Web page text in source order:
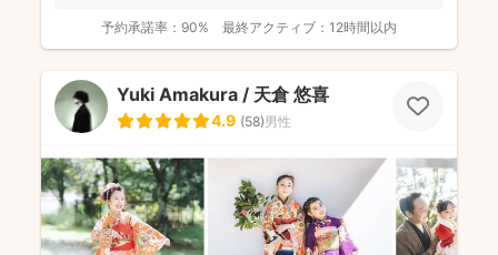
予約承諾率： 90% 最終アクティブ： 12時間以内
Yuki Amakura / 天倉 悠喜
4.9 (58)男性